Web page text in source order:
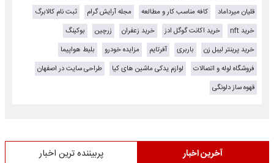
قلیان میرداماد
کافه مناسب کار و مطالعه مجله آرایش گرام
ثبت نام کالابرگ
خرید nft
خرید اکانت گوگل ادز خرید زعفران زرچین
بوکینگ
خرید پرینتر لیبل زن
باربری آفرتایم مزایده خودرو
بلیط هواپیما
فروشگاه لوله و اتصالات
لوازم یدکی ماشین های کیا
طراحی سایت در اصفهان
قهوه ساز دلونگی
آخرین اخبار پربیننده ترین اخبار